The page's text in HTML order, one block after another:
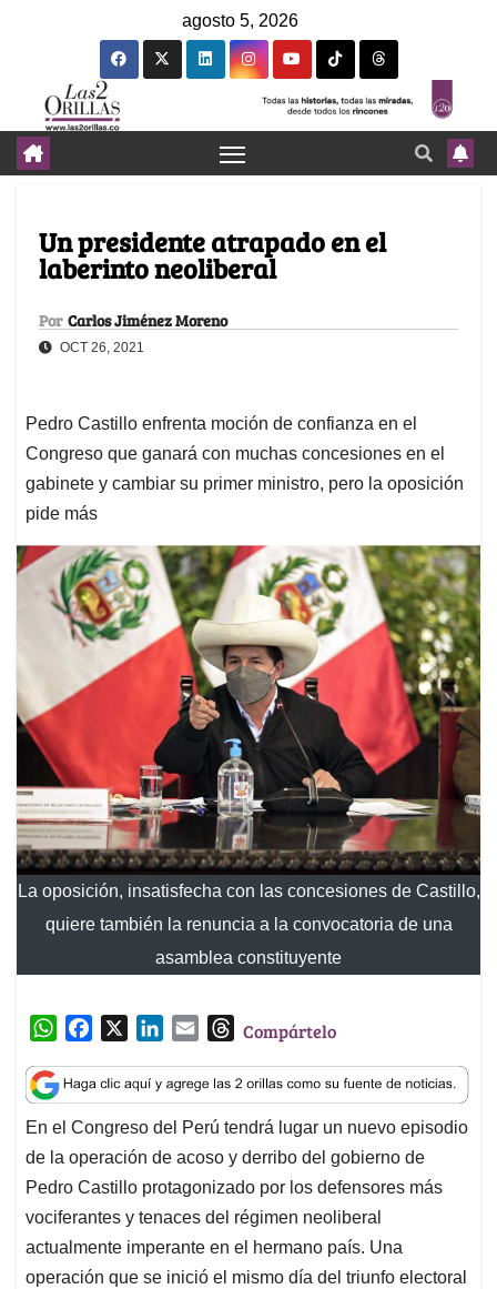
agosto 5, 2026
Un presidente atrapado en el
laberinto neoliberal
Por Carlos Jiménez Moreno
OCT 26, 2021
Pedro Castillo enfrenta moción de confianza en el
Congreso que ganará con muchas concesiones en el
gabinete y cambiar su primer ministro, pero la oposición
pide más
La oposición, insatisfecha con las concesiones de Castillo,
quiere también la renuncia a la convocatoria de una
asamblea constituyente
W
a
t
s
A
p
p
c
e
b
o
o
k
n
k
e
d
I
n
a
i
l
T
r
e
a
d
s
Compártelo
En el Congreso del Perú tendrá lugar un nuevo episodio
de la operación de acoso y derribo del gobierno de
Pedro Castillo protagonizado por los defensores más
vociferantes y tenaces del régimen neoliberal
actualmente imperante en el hermano país. Una
operación que se inició el mismo día del triunfo electoral